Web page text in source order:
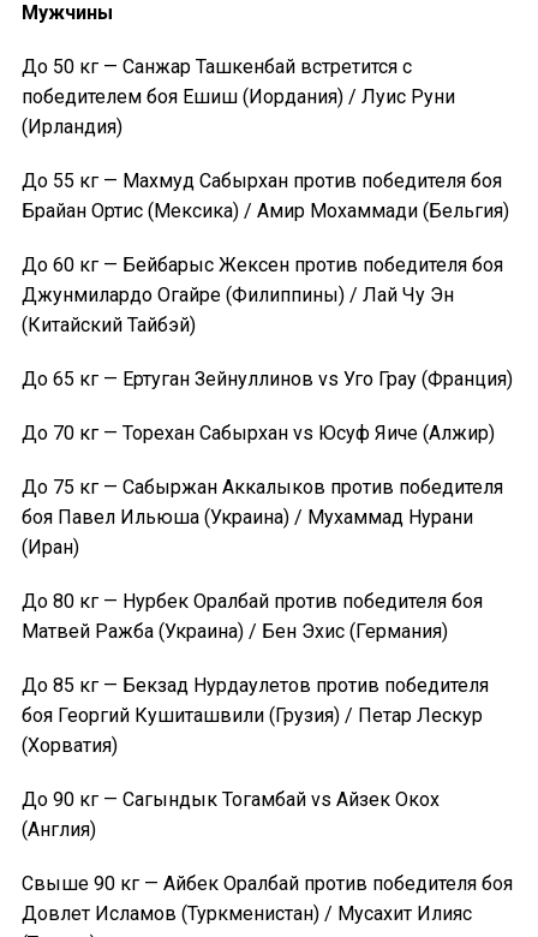
Мужчины
До 50 кг — Санжар Ташкенбай встретится с
победителем боя Ешиш (Иордания) / Луис Руни
(Ирландия)
До 55 кг — Махмуд Сабырхан против победителя боя
Брайан Ортис (Мексика) / Амир Мохаммади (Бельгия)
До 60 кг — Бейбарыс Жексен против победителя боя
Джунмилардо Огайре (Филиппины) / Лай Чу Эн
(Китайский Тайбэй)
До 65 кг — Ертуган Зейнуллинов vs Уго Грау (Франция)
До 70 кг — Торехан Сабырхан vs Юсуф Яиче (Алжир)
До 75 кг — Сабыржан Аккалыков против победителя
боя Павел Ильюша (Украина) / Мухаммад Нурани
(Иран)
До 80 кг — Нурбек Оралбай против победителя боя
Матвей Ражба (Украина) / Бен Эхис (Германия)
До 85 кг — Бекзад Нурдаулетов против победителя
боя Георгий Кушиташвили (Грузия) / Петар Лескур
(Хорватия)
До 90 кг — Сагындык Тогамбай vs Айзек Окох
(Англия)
Свыше 90 кг — Айбек Оралбай против победителя боя
Довлет Исламов (Туркменистан) / Мусахит Илияс